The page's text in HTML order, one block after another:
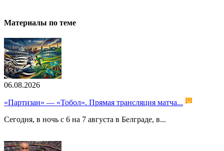
Материалы по теме
06.08.2026
«Партизан» — «Тобол». Прямая трансляция матча...
Сегодня, в ночь с 6 на 7 августа в Белграде, в...